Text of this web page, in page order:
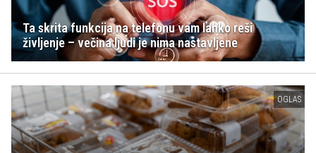
Ta skrita funkcija na telefonu vam lahko reši
življenje – večina ljudi je nima nastavljene
OGLAS